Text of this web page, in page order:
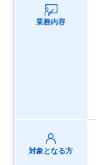
業務内容
対象となる方